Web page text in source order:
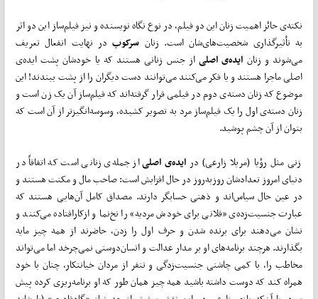
نکته‌ی حائز اهمیت زنان این دو فیلم، در نوع نگاه نویسنده و نیز فیلم‌ساز این دو اثر
به تأثیرگذاری شخصیت‌های‌شان است. زنان سرکوبدر نهایت انفعال تعریف
می‌شوند و زنان ایده‌ی اصلی از جنس زنانی هستند که یا خودشان پشت ایده‌ی
اصلی ماجرا هستند و یا فکر می‌کنند می‌توانند دست دیگران را از پشت ببندند! این
موضوع که زنان دسته‌ی دوم در فیلمی قرار گرفته‌اند که فیلم‌ساز آن یک زن است و
زنان دسته‌ی اول را یک فیلم‌ساز مرد به تصویر کشیده، وسوسه‌انگیزتر از آن است که
بتوان از آن چشم پوشید.
زنی مثل رؤیا (مریلا زارعی) در ایده‌ی اصلیاز جمله‌ی زنانی است که اتفاقاً در
دنیای امروز تعدادشان روزبه‌روز در حال افزایش است: صاحب مال و مکنت هستند و
در عین حال سیاس‌اند و ذهنی حسابگر دارند. مصداق کامل آن‌هایی هستند که
عبارت جنسیت‌زده‌ی «فلانی برای خودش مردیه» را نخ‌نما و ازکارافتاده می‌کنند و
نشان می‌دهند برای برنده شدن و حرف اول را زدن، حاضرند از همه چیز مایه
بگذارند. هرچند برنامه‌های او بر مدار عدالت و انسان‌دوستی نمی‌چرخد اما می‌تواند
مخاطب را، با کمی چاشنی جنسیت‌زدگی و تنفر از مردان خیانتکار، چنان با خود
همراه کند که دوست داشته باشید همه چیز همان طور که او برنامه‌ریزی کرده پیش